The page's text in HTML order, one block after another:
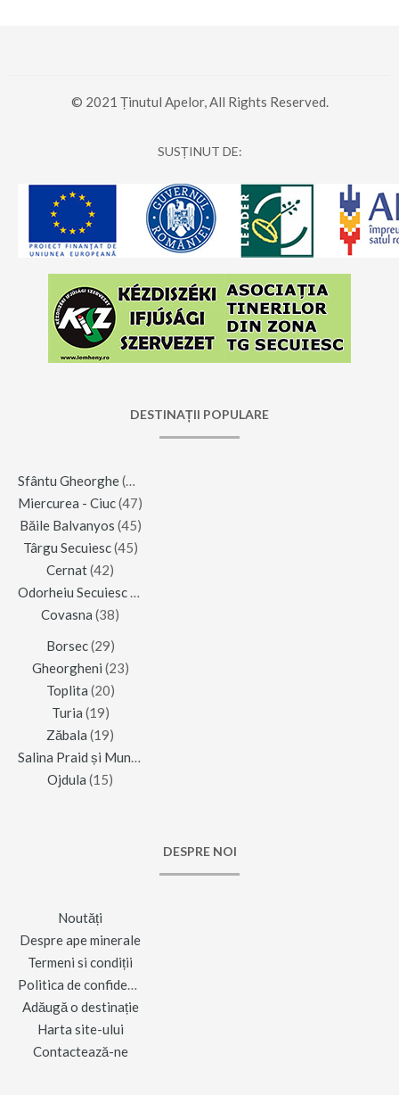
© 2021 Ținutul Apelor, All Rights Reserved.
SUSȚINUT DE:
DESTINAȚII POPULARE
Sfântu Gheorghe(123)
Miercurea - Ciuc(47)
Băile Balvanyos (45)
Târgu Secuiesc(45)
Cernat(42)
Odorheiu Secuiesc
Covasna (38)
Borsec(29)
Gheorgheni (23)
Toplita (20)
Turia (19)
Zăbala (19)
Salina Praid și Muntele de Sare
Ojdula (15)
DESPRE NOI
Noutăți
Despre ape minerale
Termeni si condiții
Politica de confidențialitate
Adăugă o destinație
Harta site-ului
Contactează-ne